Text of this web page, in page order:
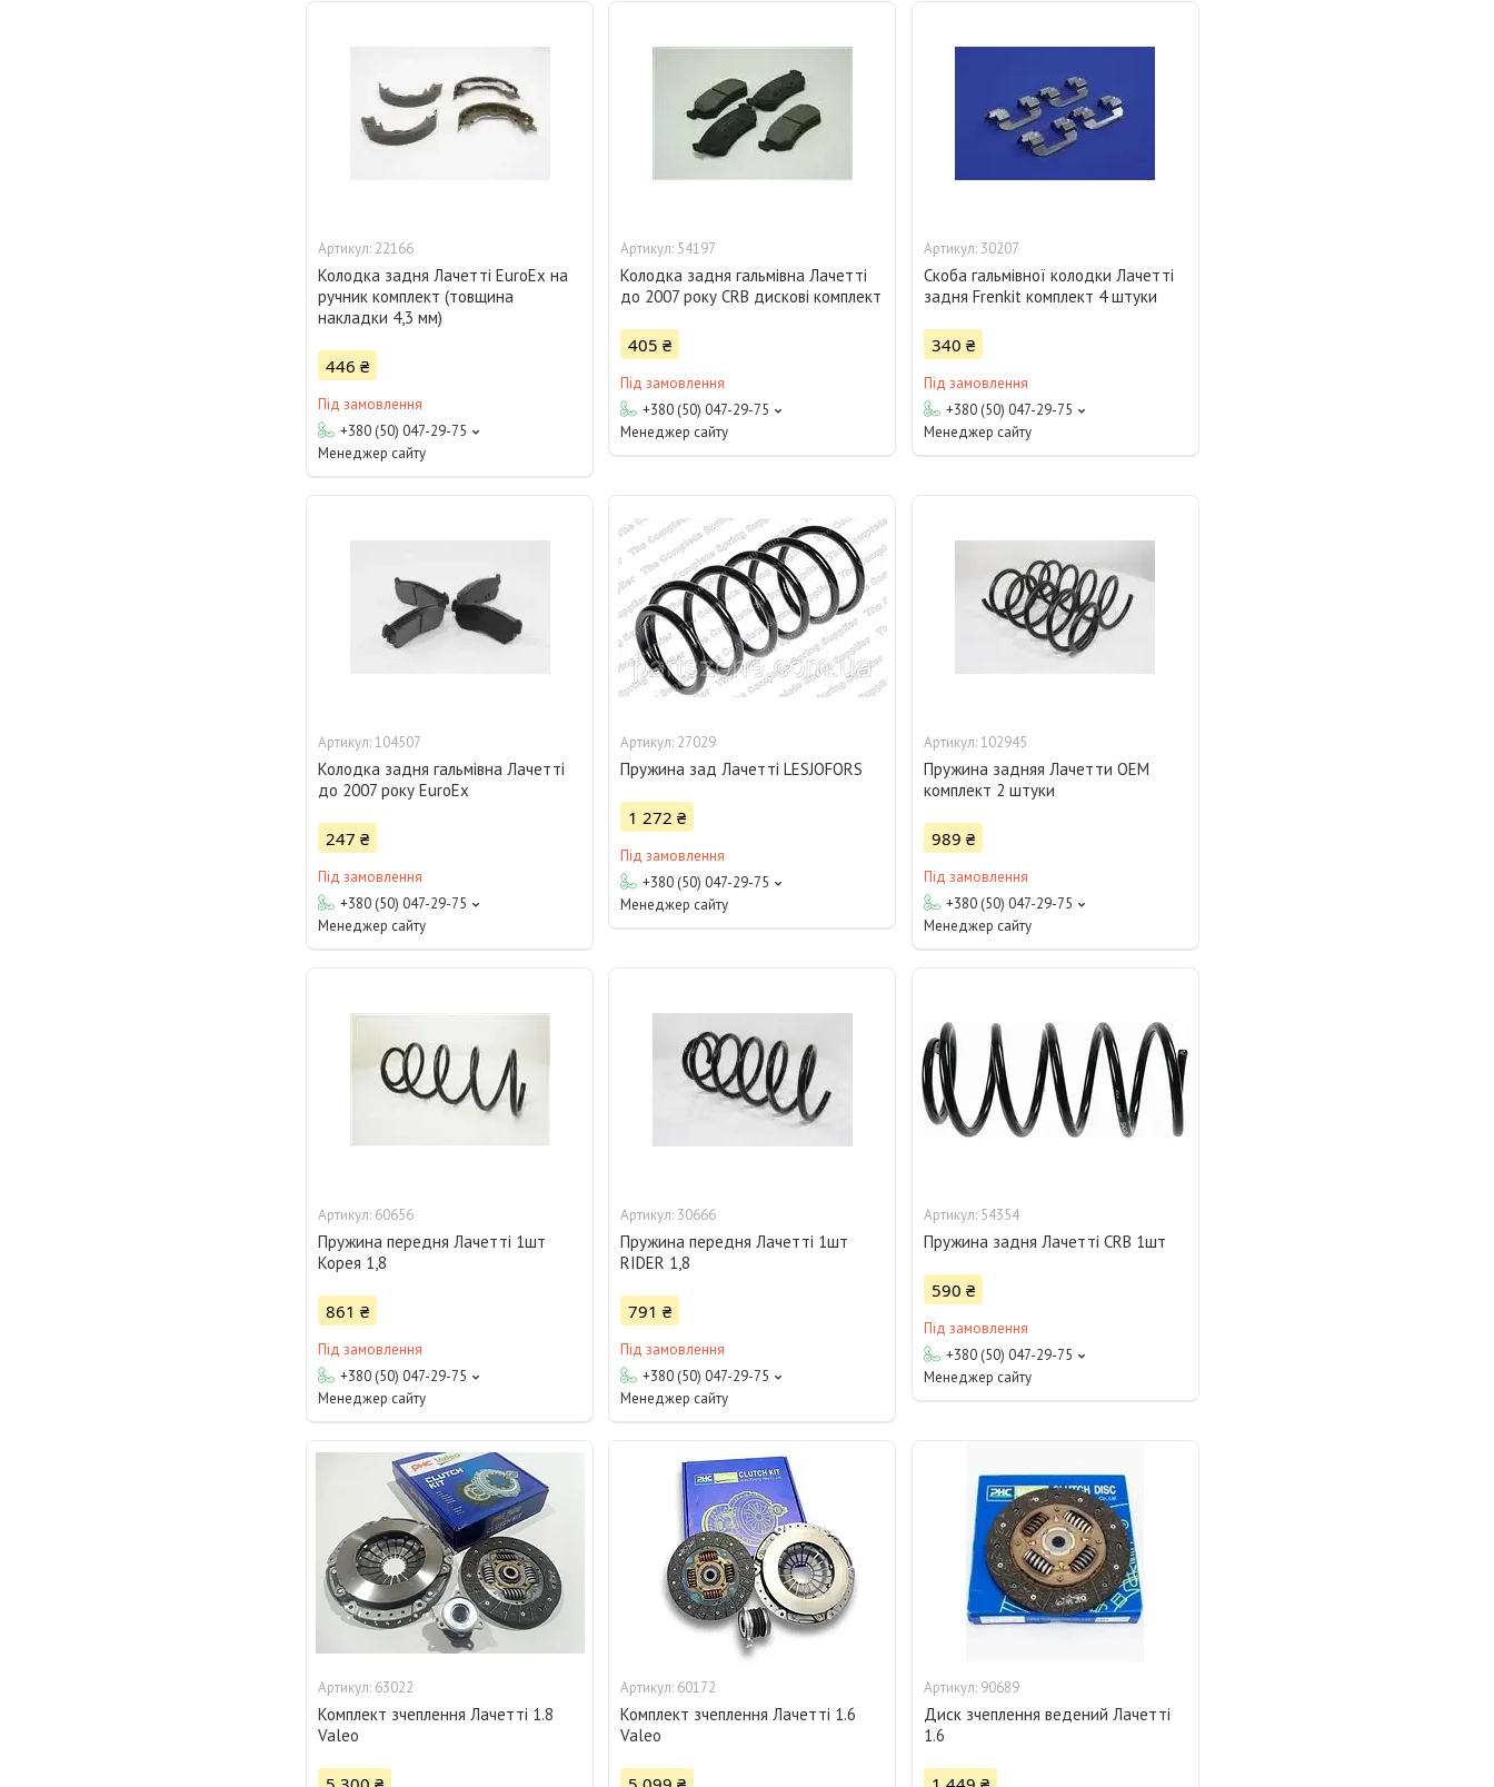
22166
Колодка задня Лачетті EuroEx на
ручник комплект (товщина
накладки 4,3 мм)
446 ₴
Під замовлення
+380 (50) 047-29-75
Менеджер сайту
54197
Колодка задня гальмівна Лачетті
до 2007 року CRB дискові комплект
405 ₴
Під замовлення
+380 (50) 047-29-75
Менеджер сайту
30207
Скоба гальмівної колодки Лачетті
задня Frenkit комплект 4 штуки
340 ₴
Під замовлення
+380 (50) 047-29-75
Менеджер сайту
104507
Колодка задня гальмівна Лачетті
до 2007 року EuroEx
247 ₴
Під замовлення
+380 (50) 047-29-75
Менеджер сайту
27029
Пружина зад Лачетті LESJOFORS
1 272 ₴
Під замовлення
+380 (50) 047-29-75
Менеджер сайту
102945
Пружина задняя Лачетти ОЕМ
комплект 2 штуки
989 ₴
Під замовлення
+380 (50) 047-29-75
Менеджер сайту
60656
Пружина передня Лачетті 1шт
Корея 1,8
861 ₴
Під замовлення
+380 (50) 047-29-75
Менеджер сайту
30666
Пружина передня Лачетті 1шт
RIDER 1,8
791 ₴
Під замовлення
+380 (50) 047-29-75
Менеджер сайту
54354
Пружина задня Лачетті CRB 1шт
590 ₴
Під замовлення
+380 (50) 047-29-75
Менеджер сайту
63022
Комплект зчеплення Лачетті 1.8
Valeo
60172
Комплект зчеплення Лачетті 1.6
Valeo
90689
Диск зчеплення ведений Лачетті
1.6